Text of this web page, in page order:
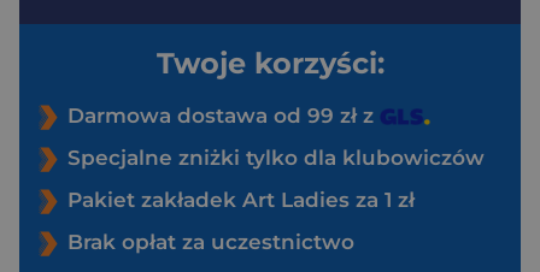
Twoje korzyści:
Darmowa dostawa od 99 zł z
Specjalne zniżki tylko dla klubowiczów
Pakiet zakładek Art Ladies za 1 zł
Brak opłat za uczestnictwo